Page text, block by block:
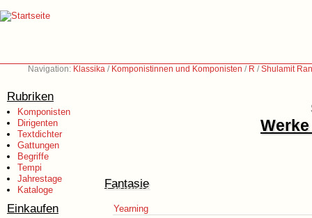
Navigation: Klassika / Komponistinnen und Komponisten / R /Shulamit
Rubriken
Komponisten
Dirigenten
Textdichter
Gattungen
Begriffe
Tempi
Jahrestage
Kataloge
Einkaufen
Fantasie
Yearning